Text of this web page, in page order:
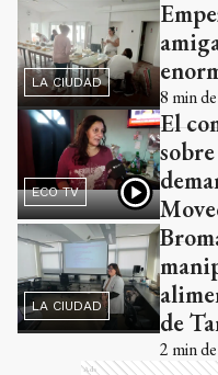
LA CIUDAD
8 min
ECO TV
El
LA CIUDAD
de
2 min
Ads